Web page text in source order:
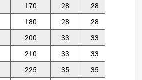
170 28 28
180 28 28
200 33 33
210 33 33
225 35 35